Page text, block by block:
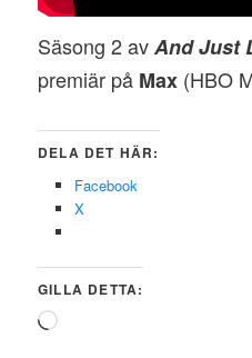
Säsong 2 avAnd Just
premiär på Max (HBO
DELA DET HÄR:
Facebook
X
GILLA DETTA:
Laddar